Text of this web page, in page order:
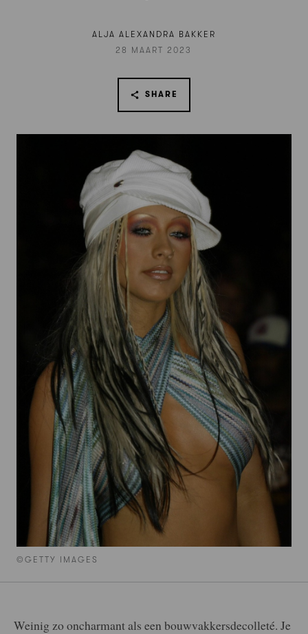
©GETTY IMAGES
ALJA ALEXANDRA BAKKER
28 MAART 2023
SHARE
Weinig zo oncharmant als een bouwvakkersdecolleté. Je